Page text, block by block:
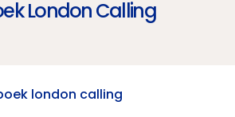
London Calling
london calling